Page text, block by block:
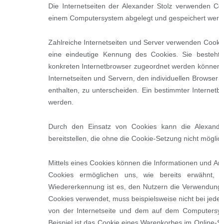
Die Internetseiten der Alexander Stolz verwenden
einem Computersystem abgelegt und gespeichert
Zahlreiche Internetseiten und Server verwenden
eine eindeutige Kennung des Cookies. Sie
konkreten Internetbrowser zugeordnet werden
Internetseiten und Servern, den individuellen
enthalten, zu unterscheiden. Ein bestimmter
werden.
Durch den Einsatz von Cookies kann die
bereitstellen, die ohne die Cookie-Setzung nicht
Mittels eines Cookies können die Informationen und
Cookies ermöglichen uns, wie bereits
Wiedererkennung ist es, den Nutzern die
Cookies verwendet, muss beispielsweise nicht bei
von der Internetseite und dem auf dem